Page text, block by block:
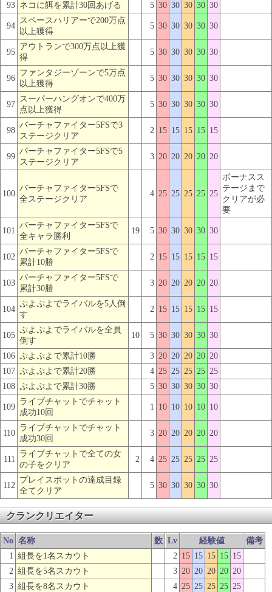
93 ネコに餌を累計30回あげる 5 30 30 30 30 30
94
スペースハリアーで200万点
以上獲得
5 30 30 30 30 30
95
アウトランで300万点以上獲
得
5 30 30 30 30 30
96
ファンタジーゾーンで5万点
以上獲得
5 30 30 30 30 30
97
スーパーハングオンで400万
点以上獲得
5 30 30 30 30 30
98
バーチャファイター5FSで3
ステージクリア
2 15 15 15 15 15
99
バーチャファイター5FSで5
ステージクリア
3 20 20 20 20 20
100
バーチャファイター5FSで
全ステージクリア
4 25 25 25 25 25
ボーナスス
テージまで
クリアが必
要
101
バーチャファイター5FSで
全キャラ勝利
19 5 30 30 30 30 30
102
バーチャファイター5FSで
累計10勝
2 15 15 15 15 15
103
バーチャファイター5FSで
累計30勝
3 20 20 20 20 20
104
ぷよぷよでライバルを5人倒
す
2 15 15 15 15 15
105
ぷよぷよでライバルを全員
倒す
10 5 30 30 30 30 30
106 ぷよぷよで累計10勝 3 20 20 20 20 20
107 ぷよぷよで累計20勝 4 25 25 25 25 25
108 ぷよぷよで累計30勝 5 30 30 30 30 30
109
ライブチャットでチャット
成功10回
1 10 10 10 10 10
110
ライブチャットでチャット
成功30回
3 20 20 20 20 20
111
ライブチャットで全ての女
の子をクリア
2 4 25 25 25 25 25
112
プレイスポットの達成目録
全てクリア
5 30 30 30 30 30
クランクリエイター
No 名称 数 Lv 経験値
備考
1 組長を1名スカウト 2 15 15 15 15 15
2 組長を5名スカウト 3 20 20 20 20 20
3 組長を8名スカウト 4 25 25 25 25 25